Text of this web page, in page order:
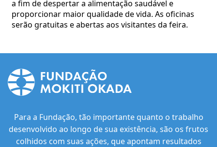
a fim de despertar a alimentação saudável e
proporcionar maior qualidade de vida. As oficinas
serão gratuitas e abertas aos visitantes da feira.
Para a Fundação, tão importante quanto o trabalho
desenvolvido ao longo de sua existência, são os frutos
colhidos com suas ações, que apontam resultados